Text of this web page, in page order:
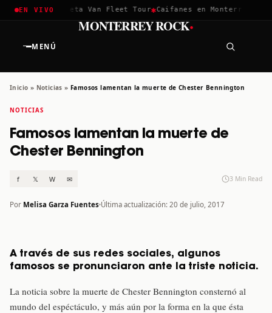
EN VIVO
2026 ✱Greta Van Fleet Tour✱Caifanes en Monterrey · 12
MENÚ
MONTERREY ROCK·
Inicio » Noticias » Famosos lamentan la muerte de Chester Bennington
NOTICIAS
Famosos lamentan la muerte de
Chester Bennington
f 𝕏 W ✉ 3 Min Read
Por Melisa Garza Fuentes Última actualización: 20 de julio, 2017
A través de sus redes sociales, algunos
famosos se pronunciaron ante la triste noticia.
La noticia sobre la muerte de Chester Bennington consternó al
mundo del espéctáculo, y más aún por la forma en la que ésta